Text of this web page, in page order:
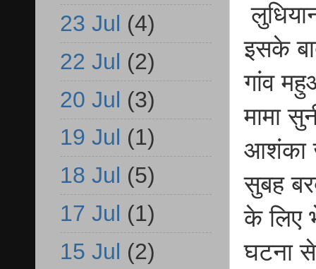
इसके
गांव
मामा
आशंका
सुबह
के लिए
घटना
23 Jul (4)
22 Jul (2)
20 Jul (3)
19 Jul (1)
18 Jul (5)
17 Jul (1)
15 Jul (2)